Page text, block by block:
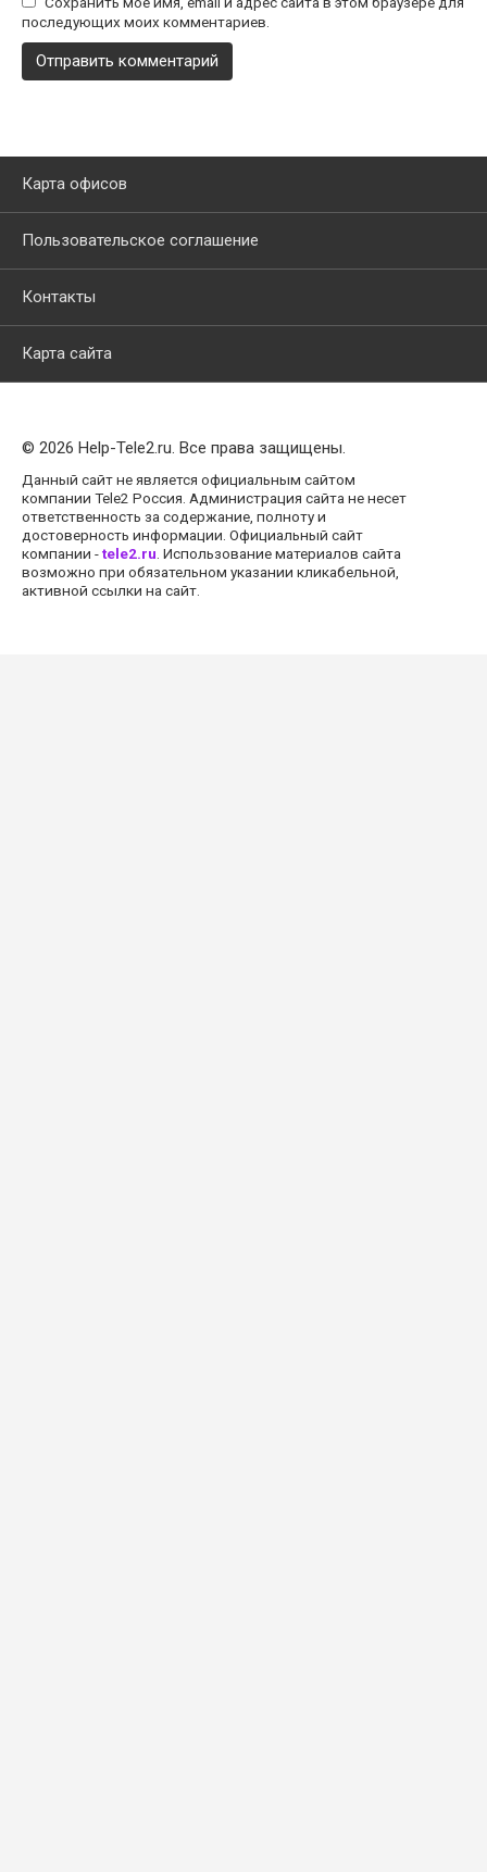
последующих моих комментариев.
Карта офисов
Пользовательское соглашение
Контакты
Карта сайта
© 2026 Help-Tele2.ru. Все права защищены.
Данный сайт не является официальным сайтом
компании Tele2 Россия. Администрация сайта не несет
ответственность за содержание, полноту и
достоверность информации. Официальный сайт
компании -tele2.ru. Использование материалов сайта
возможно при обязательном указании кликабельной,
активной ссылки на сайт.